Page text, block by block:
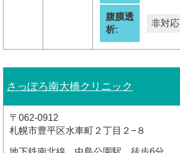
腹膜透
析:
非対応
さっぽろ南大橋クリニック
〒062-0912
札幌市豊平区水車町２丁目２−８